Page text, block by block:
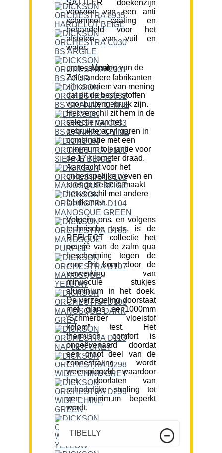
SATTLER doekenzijn
voorzien van een anti
schimmel coating en
behandeld voor het
afstoten van vuil en
water.
Mening van de professional:
Zelfs andere fabrikanten
zijn anoniem van mening
dat dit de beste stoffen
voor buitengebruik zijn.
Het verschil zit hem in de
selectie van het
gebruikte acryl garen in
combinatie met een
minimum tolerantie voor
de 17 kilometer draad.
Aandacht voor het
onberispelijke weven en
strenge selectie maakt
het verschil met andere
fabrikanten.
Volgens ons, en volgens
technische tests, is de
REFLECT collectie het
neusje van de zalm qua
bescherming tegen de
zon. Dit komt door de
verwerking van
minuscule stukjes
aluminium in het doek.
De verzegeling doorstaat
met glans een1000mm
“Schmerber vloeistof
kolom” test. Het
thermisch comfort is
ongeëvenaard doordat
een groot deel van de
zonnestraling wordt
weerspiegeld, waardoor
het doorlaten van
schadelijke straling tot
een minimum beperkt
wordt.
TIBELLY